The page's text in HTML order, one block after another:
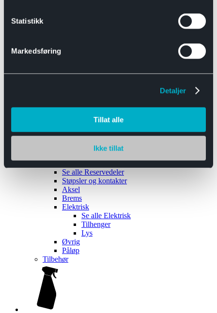
Statistikk
Markedsføring
Detaljer
Tillat alle
Ikke tillat
Båthengere
Reservedeler
Se alle Reservedeler
Støpsler og kontakter
Aksel
Brems
Elektrisk
Se alle Elektrisk
Tilhenger
Lys
Øvrig
Påløp
Tilbehør